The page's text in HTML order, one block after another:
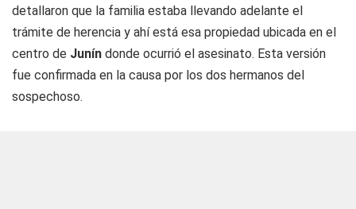
detallaron que la familia estaba llevando adelante el
trámite de herencia y ahí está esa propiedad ubicada en el
centro de Junín donde ocurrió el asesinato. Esta versión
fue confirmada en la causa por los dos hermanos del
sospechoso.